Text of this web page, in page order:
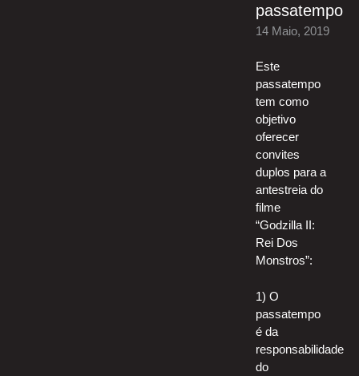
passatempo
14 Maio, 2019
Este
passatempo
tem como
objetivo
oferecer
convites
duplos para a
antestreia do
filme
“Godzilla II:
Rei Dos
Monstros”:
1) O
passatempo
é da
responsabilidade
do